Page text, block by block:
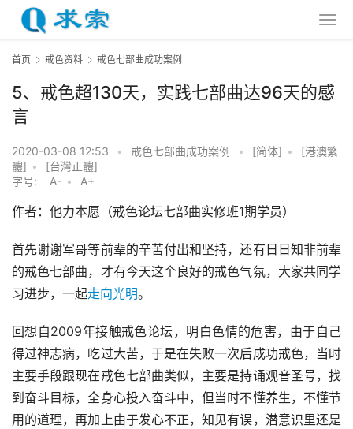
首页 戒色资料 戒色七部曲成功案例
5、戒色超130天，实践七部曲达96天的感
言
2020-03-08 12:53 • 戒色七部曲成功案例 • [简体] •
[港澳繁
體] •
[台灣正體]
字号:
A- • A+
作者：他力本愿（戒色论坛七部曲实修班1期学员）
首先谢谢军哥等前辈的辛苦付出和坚持，还有日日知非前辈
的戒色七部曲，才有今天这个良好的戒色气氛，大家共同学
习进步，一起走向光明。
回想自2009年接触戒色论坛，明白色情的危害，由于自己
得过神志病，吃过大苦，于是在失败一次后成功戒色，当时
主要手段跟现在戒色七部曲类似，主要是持诵观音圣号，找
到奋斗目标，全身心投入奋斗中，但当时不懂养生，不懂节
用的道理，再加上由于发心不正，知见有误，潜意识里还是